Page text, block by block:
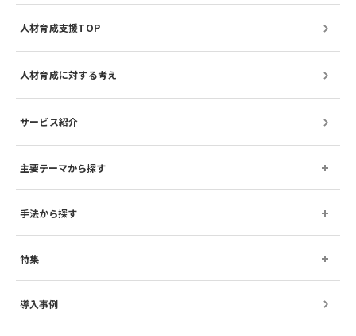
人材育成支援TOP
人材育成に対する考え
サービス紹介
主要テーマから探す
手法から探す
特集
導入事例